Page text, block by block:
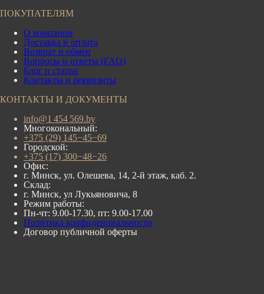
ПОКУПАТЕЛЯМ
О компании
Доставка и оплата
Возврат и обмен
Вопросы и ответы (FAQ)
Блог и статьи
Контакты и реквизиты
КОНТАКТЫ И ДОКУМЕНТЫ
info@1 454 569.by
Многокональный:
+375 (29) 145−45−69
Городской:
+375 (17) 300−48−26
Офис:
г. Минск, ул. Олешева, 14, 2-й этаж, каб. 2.
Склад:
г. Минск, ул Лукьяновича, 8
Режим работы:
Пн-чт: 9.00-17.30, пт: 9.00-17.00
Политика конфиденциальности
Договор публичной оферты